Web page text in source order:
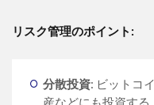
リスク管理のポイント:
分散投資: ビットコ